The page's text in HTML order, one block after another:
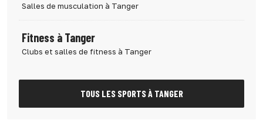
Salles de musculation à Tanger
Fitness à Tanger
Clubs et salles de fitness à Tanger
TOUS LES SPORTS À TANGER